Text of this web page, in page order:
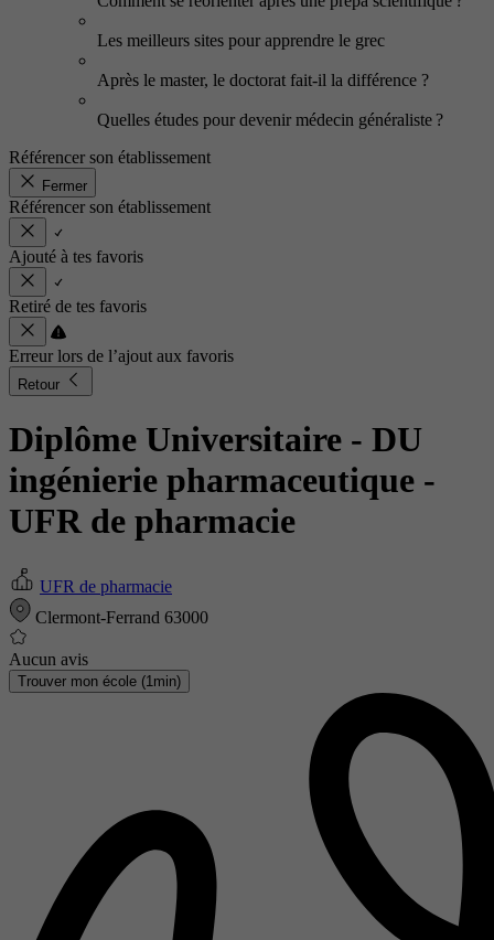
Les meilleurs sites pour apprendre le grec
Après le master, le doctorat fait-il la différence ?
Quelles études pour devenir médecin généraliste ?
Référencer son établissement
Fermer
Référencer son établissement
Ajouté à tes favoris
Retiré de tes favoris
Erreur lors de l’ajout aux favoris
Retour
Diplôme Universitaire - DU
ingénierie pharmaceutique -
UFR de pharmacie
UFR de pharmacie
Clermont-Ferrand 63000
Aucun avis
Trouver mon école (1min)